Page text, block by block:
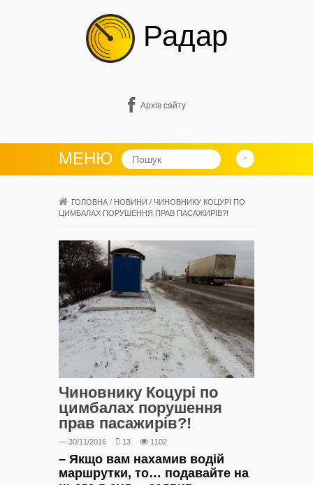
Радар
Архів сайту
МЕНЮ
ГОЛОВНА / НОВИНИ / ЧИНОВНИКУ КОЦУРІ ПО
ЦИМБАЛАХ ПОРУШЕННЯ ПРАВ ПАСАЖИРІВ?!
Чиновнику Коцурі по
цимбалах порушення
прав пасажирів?!
— 30/11/2016 13 1102
– Якщо вам нахамив водій
маршрутки, то… подавайте на